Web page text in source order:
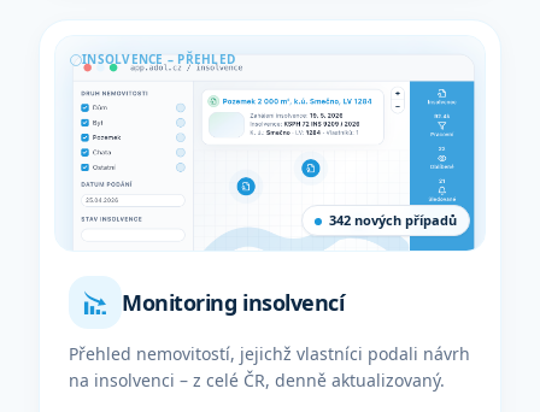
INSOLVENCE – PŘEHLED
342 nových případů
Monitoring insolvencí
Přehled nemovitostí, jejichž vlastníci podali návrh
na insolvenci – z celé ČR, denně aktualizovaný.